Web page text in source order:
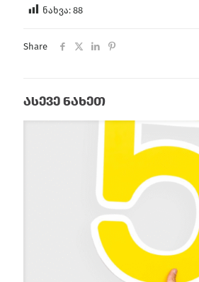
ნახვა: 88
Share
ასევე ნახეთ